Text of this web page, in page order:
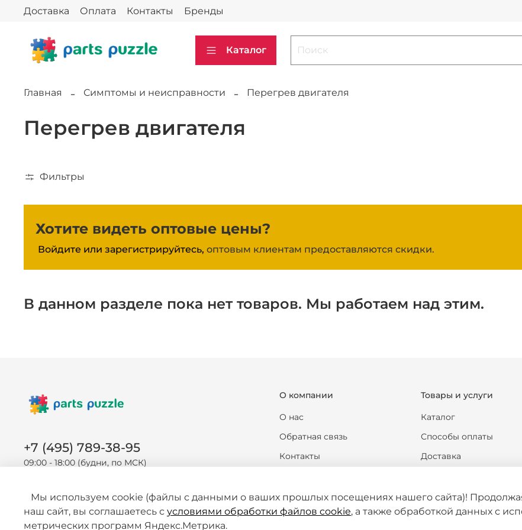
Доставка Оплата Контакты Бренды
Каталог
Главная Симптомы и неисправности Перегрев двигателя
Перегрев двигателя
Фильтры
Хотите видеть оптовые цены?
Войдите или зарегистрируйтесь, оптовым клиентам предоставляются скидки.
В данном разделе пока нет товаров. Мы работаем над этим.
О компании
О нас
Обратная связь
Контакты
Новости
Статьи
Товары и услуги
Каталог
Способы оплаты
Доставка
Формы документов
+7 (495) 789-38-95
09:00 - 18:00 (будни, по МСК)
Мы используем cookie (файлы с данными о ваших прошлых посещениях нашего сайта)!
наш сайт, вы соглашаетесь с условиями обработки файлов cookie, а также обработкой данных с
метрических программ Яндекс.Метрика.